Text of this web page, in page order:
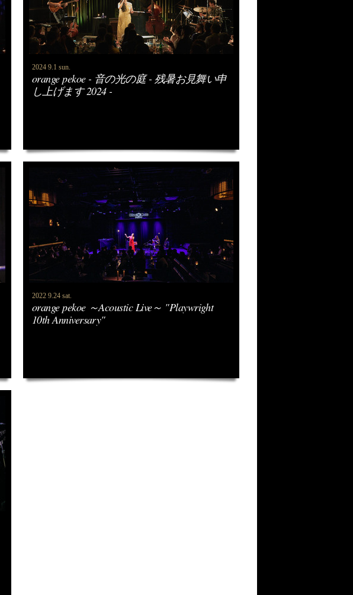
2024 9.1 sun.
orange pekoe - 音の光の庭 - 残暑お見舞い申
し上げます 2024 -
2022 9.24 sat.
orange pekoe ～Acoustic Live～ "Playwright
10th Anniversary"